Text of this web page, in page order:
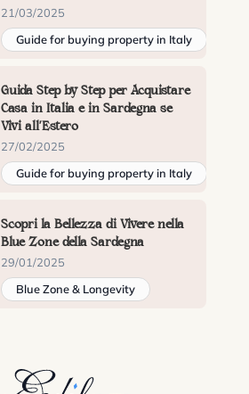
21/03/2025
Guide for buying property in Italy
Guida Step by Step per Acquistare
Casa in Italia e in Sardegna se
Vivi all’Estero
27/02/2025
Guide for buying property in Italy
Scopri la Bellezza di Vivere nella
Blue Zone della Sardegna
29/01/2025
Blue Zone & Longevity